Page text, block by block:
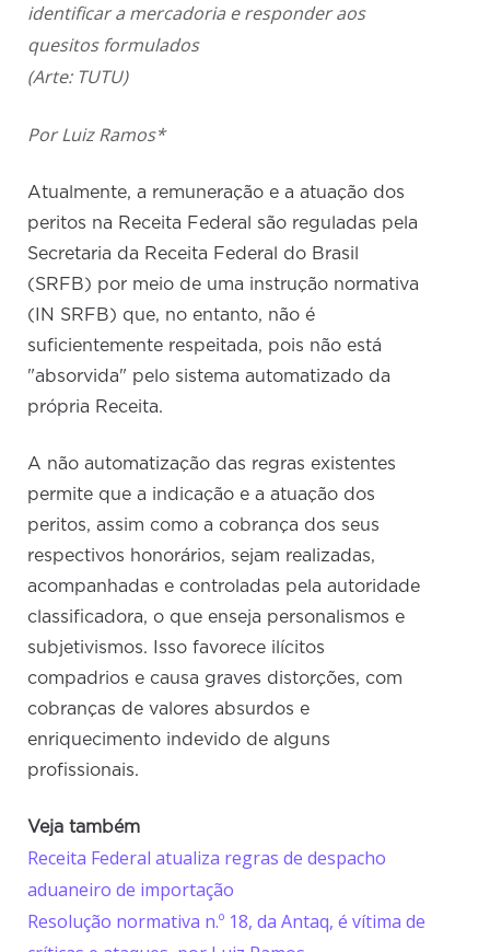
identificar a mercadoria e responder aos
quesitos formulados
(Arte: TUTU)
Por Luiz Ramos*
Atualmente, a remuneração e a atuação dos
peritos na Receita Federal são reguladas pela
Secretaria da Receita Federal do Brasil
(SRFB) por meio de uma instrução normativa
(IN SRFB) que, no entanto, não é
suficientemente respeitada, pois não está
"absorvida" pelo sistema automatizado da
própria Receita.
A não automatização das regras existentes
permite que a indicação e a atuação dos
peritos, assim como a cobrança dos seus
respectivos honorários, sejam realizadas,
acompanhadas e controladas pela autoridade
classificadora, o que enseja personalismos e
subjetivismos. Isso favorece ilícitos
compadrios e causa graves distorções, com
cobranças de valores absurdos e
enriquecimento indevido de alguns
profissionais.
Veja também
Receita Federal atualiza regras de despacho
aduaneiro de importação
Resolução normativa n.º 18, da Antaq, é vítima de